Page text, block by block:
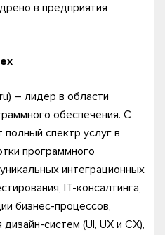
в предприятия
– лидер в области
обеспечения. C
спектр услуг в
программного
интеграционных
IT-консалтинга,
бизнес-процессов,
систем (UI, UX и CX),